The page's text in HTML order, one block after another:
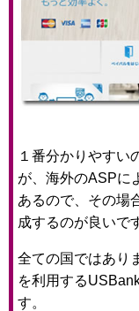
１番分かりやすい
が、海外のASPに
あるので、その場
成するのが良いで
全ての国ではあり
を利用する
す。